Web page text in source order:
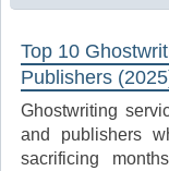
Top 10
Publishers
Ghostwriting
and publishers
sacrificing